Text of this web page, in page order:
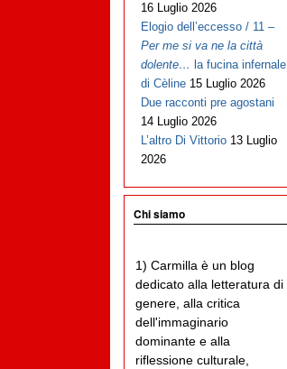
16 Luglio 2026
Elogio dell’eccesso / 11 –
Per me si va ne la città
dolente… la fucina infernale
di Cèline 15 Luglio 2026
Due racconti pre agostani
14 Luglio 2026
L’altro Di Vittorio 13 Luglio
2026
Chi siamo
1) Carmilla è un blog
dedicato alla letteratura di
genere, alla critica
dell'immaginario
dominante e alla
riflessione culturale,